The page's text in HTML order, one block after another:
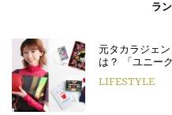
ラ
元タカラジェ
は？ 「ユニー
LIFESTYLE